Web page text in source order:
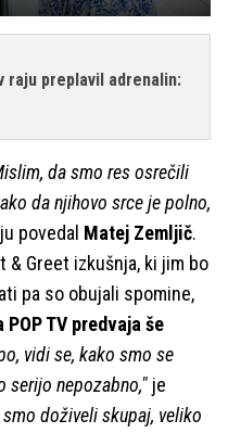
raju preplavil adrenalin:
da smo res osrečili
da njihovo srce je polno,
povedal Matej Zemljič.
Greet izkušnja, ki jim bo
pa so obujali spomine,
TV predvaja še
vidi se, kako smo se
serijo nepozabno," je
doživeli skupaj, veliko